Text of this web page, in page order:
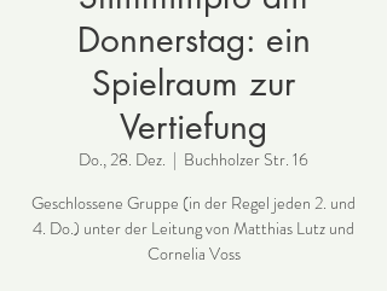
Donnerstag: ein
Spielraum zur
Vertiefung
Do., 28. Dez.
  |
Buchholzer Str. 16
Geschlossene Gruppe (in der Regel jeden 2. und
4. Do.) unter der Leitung von Matthias Lutz und
Cornelia Voss